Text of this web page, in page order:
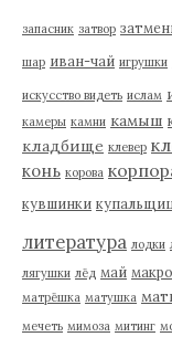
запасник затвор
шар иван-чай игрушки
искусство видеть ислам
камеры камни камыш
кладбище клевер
конь корова
кувшинки
литература лодки
лягушки лёд май макро
матрёшка матушка
мечеть мимоза митинг